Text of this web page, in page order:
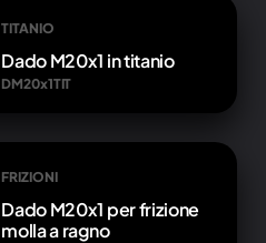
TITANIO
Dado M20x1 in titanio
DM20x1TIT
FRIZIONI
Dado M20x1 per frizione
molla a ragno